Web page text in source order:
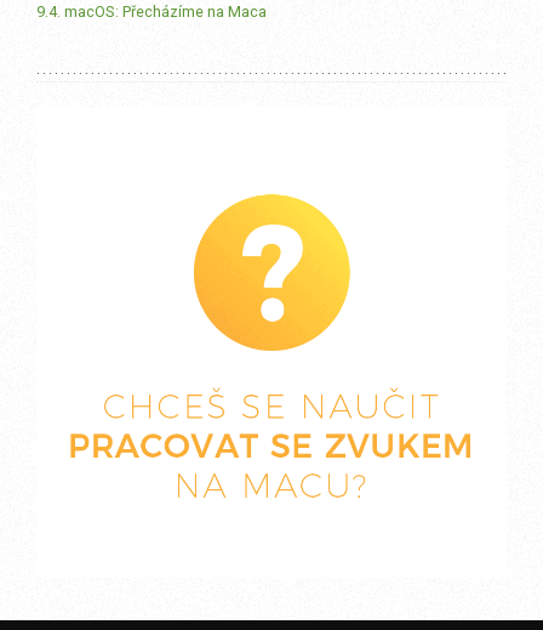
9.4. macOS: Přecházíme na Maca